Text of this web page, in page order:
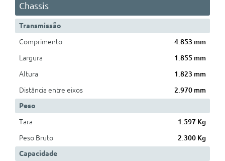
Chassis
Transmissão
Comprimento
4.853 mm
Largura
1.855 mm
Altura
1.823 mm
Distância entre eixos
2.970 mm
Peso
Tara
1.597 Kg
Peso Bruto
2.300 Kg
Capacidade